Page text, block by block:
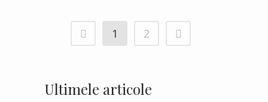
1 2
Ultimele articole